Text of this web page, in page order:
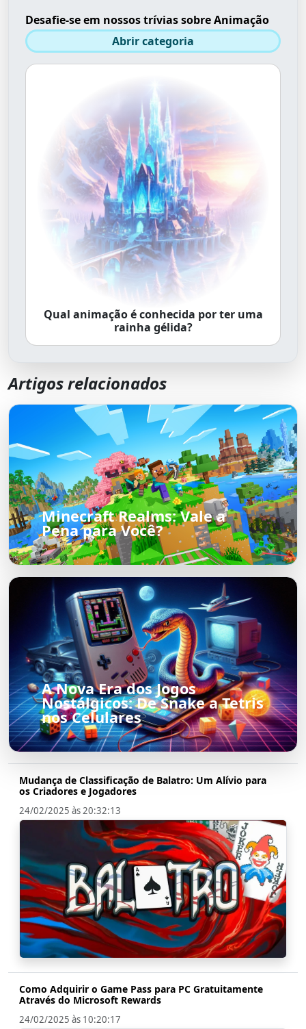
Desafie-se em nossos trívias sobre Animação
Abrir categoria
Qual animação é conhecida por ter uma
rainha gélida?
Artigos relacionados
Minecraft Realms: Vale a
Pena para Você?
A Nova Era dos Jogos
Nostálgicos: De Snake a Tetris
nos Celulares
Mudança de Classificação de Balatro: Um Alívio para
os Criadores e Jogadores
24/02/2025 às 20:32:13
Como Adquirir o Game Pass para PC Gratuitamente
Através do Microsoft Rewards
24/02/2025 às 10:20:17